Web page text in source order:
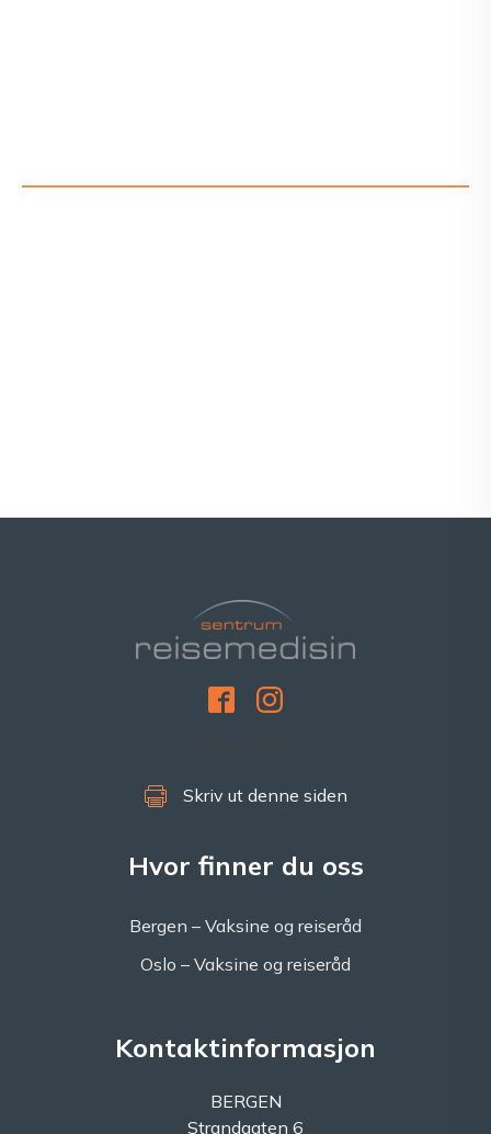
Skriv ut denne siden
Hvor finner du oss
Bergen – Vaksine og reiseråd
Oslo – Vaksine og reiseråd
Kontaktinformasjon
BERGEN
Strandgaten 6